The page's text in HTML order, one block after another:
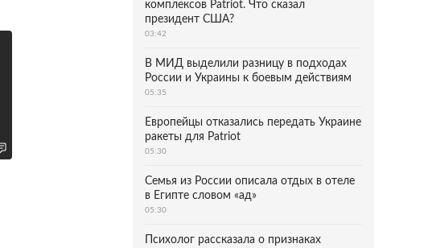
комплексов Patriot. Что сказал
президент США?
03:42
В МИД выделили разницу в подходах
России и Украины к боевым действиям
05:35
Европейцы отказались передать Украине
ракеты для Patriot
05:30
Семья из России описала отдых в отеле
в Египте словом «ад»
05:30
Психолог рассказала о признаках